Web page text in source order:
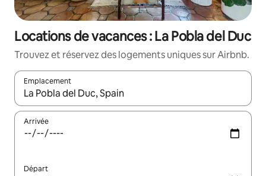
Locations de vacances : La Pobla del Duc
Trouvez et réservez des logements uniques sur Airbnb.
Emplacement
Quand les résultats sont affichés, parcourez-les en utilisant
Arrivée
Départ